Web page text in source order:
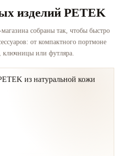
изделий PETEK
собраны так, чтобы быстро
от компактного портмоне
или футляра.